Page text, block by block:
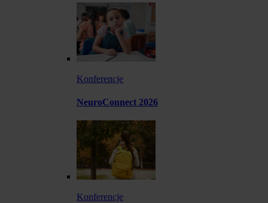
Konferencje
NeuroConnect 2026
Konferencje